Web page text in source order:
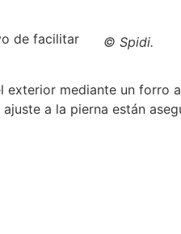
© Spidi.
de facilitar
exterior mediante un forro
a la pierna están